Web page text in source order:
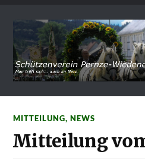
MITTEILUNG,NEWS
Mitteilung